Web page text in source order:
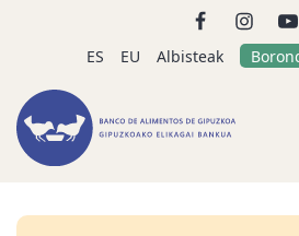
ES EU Albisteak